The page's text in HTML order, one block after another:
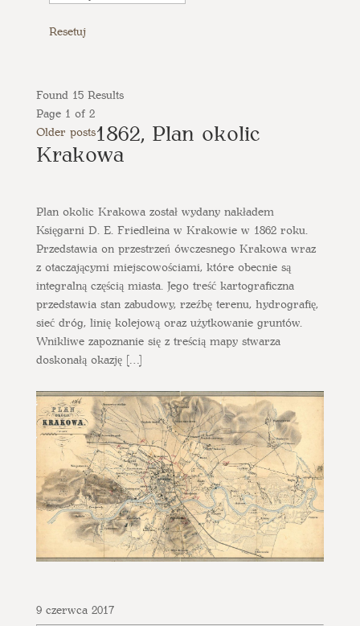
Resetuj
Found 15 Results
Page 1 of 2
Older posts1862, Plan okolic
Krakowa
Plan okolic Krakowa został wydany nakładem
Księgarni D. E. Friedleina w Krakowie w 1862 roku.
Przedstawia on przestrzeń ówczesnego Krakowa wraz
z otaczającymi miejscowościami, które obecnie są
integralną częścią miasta. Jego treść kartograficzna
przedstawia stan zabudowy, rzeźbę terenu, hydrografię,
sieć dróg, linię kolejową oraz użytkowanie gruntów.
Wnikliwe zapoznanie się z treścią mapy stwarza
doskonałą okazję […]
9 czerwca 2017